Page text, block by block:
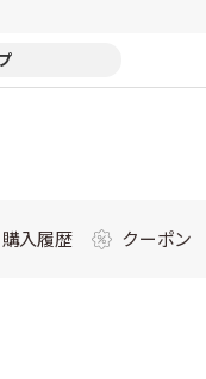
購入履歴 クーポン